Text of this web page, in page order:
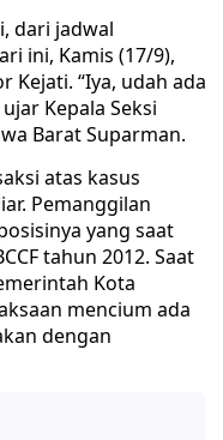
dari jadwal
ini, Kamis (17/9),
Kejati. “Iya, udah ada
Kepala Seksi
Barat Suparman.
atas kasus
Pemanggilan
yang saat
tahun 2012. Saat
Kota
mencium ada
dengan